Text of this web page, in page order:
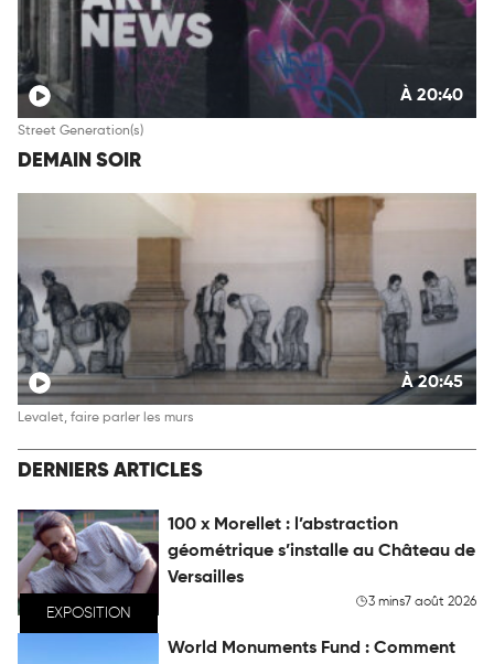
À 20:40
Street Generation(s)
DEMAIN SOIR
À 20:45
Levalet, faire parler les murs
DERNIERS ARTICLES
EXPOSITION
100 x Morellet : l’abstraction
géométrique s’installe au Château de
Versailles
3 mins7 août 2026
World Monuments Fund : Comment